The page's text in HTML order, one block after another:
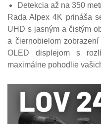
Detekcia až na 350
Rada Alpex 4K prináša
UHD s jasným a čistým
a čiernobielom
OLED displejom s
maximálne pohodlie